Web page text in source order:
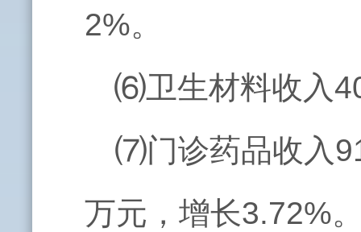
2%。
⑹卫生材料收入
⑺门诊药品收入
万元，增长3.72%